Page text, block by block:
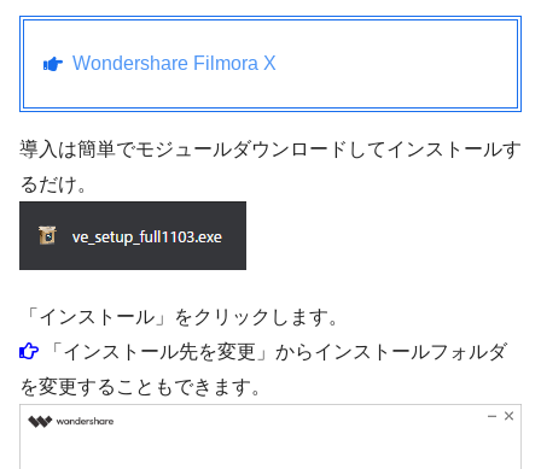
Wondershare Filmora X
導入は簡単でモジュールダウンロードしてインストールす
るだけ。
「インストール」をクリックします。
「インストール先を変更」からインストールフォルダ
を変更することもできます。